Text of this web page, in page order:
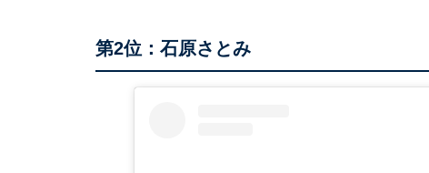
第2位：石原さとみ